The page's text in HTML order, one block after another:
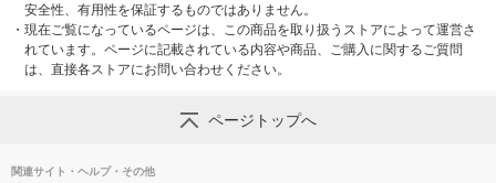
安全性、有用性を保証するものではありません。
・ 現在ご覧になっているページは、この商品を取り扱うストアによって運営さ
れています。ページに記載されている内容や商品、ご購入に関するご質問
は、直接各ストアにお問い合わせください。
ページトップへ
関連サイト・ヘルプ・その他